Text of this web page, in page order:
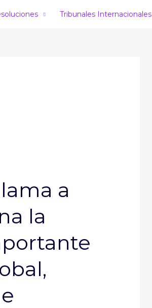
Tribunales Internacionales
a
la